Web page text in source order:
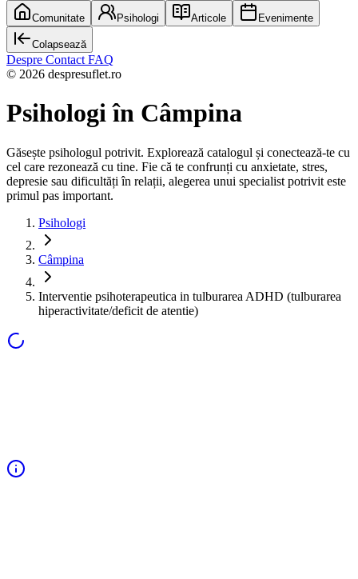
Comunitate Psihologi Articole Evenimente
Colapsează
Despre Contact FAQ
© 2026 despresuflet.ro
Psihologiîn Câmpina
Găsește psihologul potrivit. Explorează catalogul și conectează-te cu
cel care rezonează cu tine. Fie că te confrunți cu anxietate, stres,
depresie sau dificultăți în relații, alegerea unui specialist potrivit este
primul pas important.
Psihologi
Câmpina
Interventie psihoterapeutica in tulburarea ADHD (tulburarea
hiperactivitate/deficit de atentie)